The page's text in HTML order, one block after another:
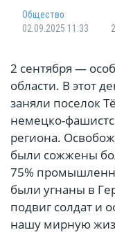
Общество
02.09.2025 11:33
2 сентября —
области. В этот
заняли поселок
немецко-
региона.
были сожжены
75%
были угнаны в
подвиг солдат и
нашу мирную